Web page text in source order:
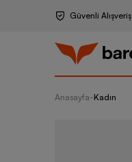
Güvenli Alışveriş
Anasayfa-Kadın